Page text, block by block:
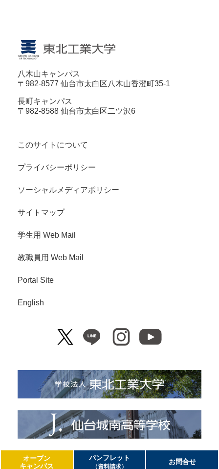
八木山キャンパス
〒982-8577 仙台市太白区八木山香澄町35-1
長町キャンパス
〒982-8588 仙台市太白区二ツ沢6
このサイトについて
プライバシーポリシー
ソーシャルメディアポリシー
サイトマップ
学生用 Web Mail
教職員用 Web Mail
Portal Site
English
Copyright© Tohoku Institute of Technology. All Right Reserved.
オープン
キャンパス
パンフレット
（資料請求）
お問合せ